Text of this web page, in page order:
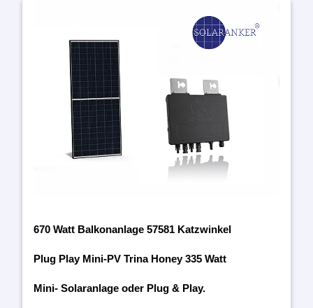
670 Watt Balkonanlage 57581 Katzwinkel
Plug Play Mini-PV Trina Honey 335 Watt
Mini- Solaranlage oder Plug & Play.